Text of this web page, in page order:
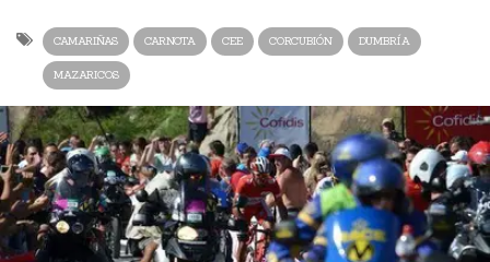
CAMARIÑAS CARNOTA CEE CORCUBIÓN DUMBRÍA
MAZARICOS